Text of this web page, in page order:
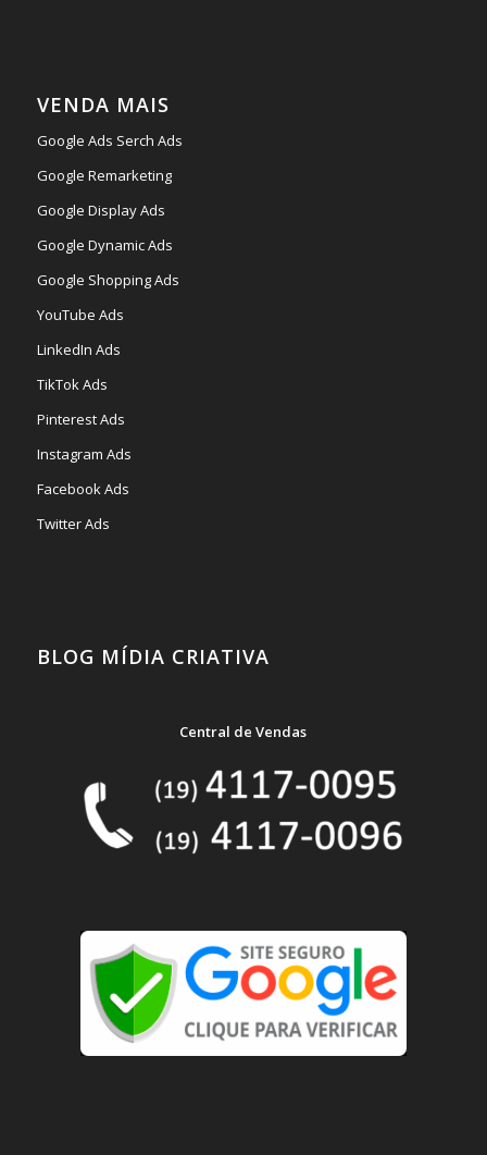
VENDA MAIS
Google Ads Serch Ads
Google Remarketing
Google Display Ads
Google Dynamic Ads
Google Shopping Ads
YouTube Ads
LinkedIn Ads
TikTok Ads
Pinterest Ads
Instagram Ads
Facebook Ads
Twitter Ads
BLOG MÍDIA CRIATIVA
Central de Vendas